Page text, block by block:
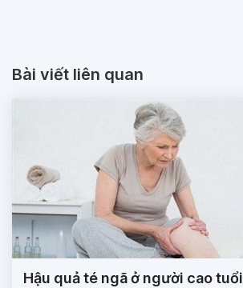
Bài viết liên quan
Hậu quả té ngã ở người cao tuổi